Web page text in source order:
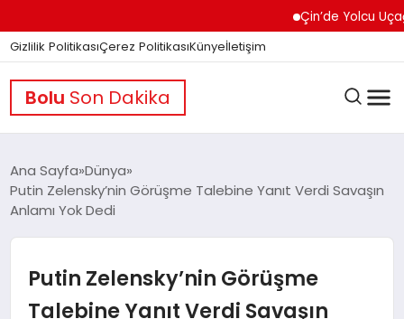
Çin’de Yolcu
Gizlilik PolitikasıÇerez PolitikasıKünyeİletişim
Bolu Son Dakika
GÜNDEM
DÜNYA
Ana Sayfa Dünya
Putin Zelensky’nin Görüşme Talebine Yanıt Verdi Savaşın
Anlamı Yok Dedi
Putin Zelensky’nin Görüşme
Talebine Yanıt Verdi Savaşın